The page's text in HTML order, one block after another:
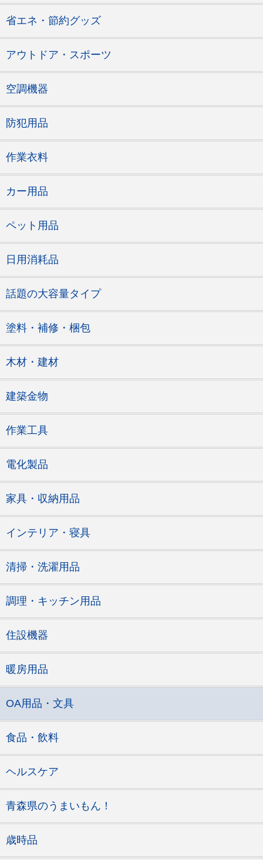
省エネ・節約グッズ
アウトドア・スポーツ
空調機器
防犯用品
作業衣料
カー用品
ペット用品
日用消耗品
話題の大容量タイプ
塗料・補修・梱包
木材・建材
建築金物
作業工具
電化製品
家具・収納用品
インテリア・寝具
清掃・洗濯用品
調理・キッチン用品
住設機器
暖房用品
OA用品・文具
食品・飲料
ヘルスケア
青森県のうまいもん！
歳時品